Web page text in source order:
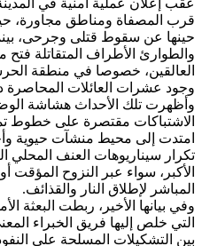
قرب المصفاة ومناطق مجاورة،
حينها عن سقوط قتلى وجرحى،
والطوارئ الأطراف المتقاتلة فتح
العالقين، خصوصا في منطقة
وجود عشرات العائلات المحاصرة
وأظهرت تلك الأحداث هشاشة
الاشتباكات مقتصرة على خطوط
امتدت إلى محيط منشآت حيوية
تكرار سيناريوهات العنف المحلي
الأكبر، سواء عبر النزوح المؤقت
المباشر لإطلاق النار والقذائف.
وفي بيانها الأخير، ربطت البعثة
التي خلص إليها فريق الخبراء
بين التشكيلات المسلحة على